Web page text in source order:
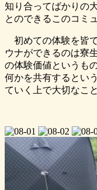
知り合ってばかりの
とのできるこのコミ
初めての体験を皆
ウナができるのは寮
の体験価値というも
何かを共有するとい
ていく上で大切なこ